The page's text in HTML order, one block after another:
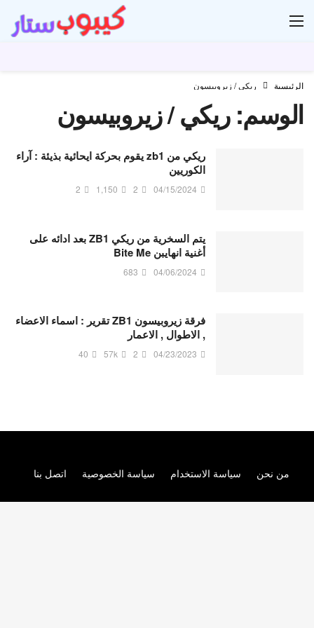
الرئيسية ريكي / زيروبيسون
الوسم:ريكي / زيروبيسون
ريكي من zb1 يقوم بحركة ايحائية بذيئة : آراء
الكوريين
04/15/2024
2
1,150
2
يتم السخرية من ريكي ZB1 بعد ادائه على
أغنية انهايبن Bite Me
04/06/2024
683
فرقة زيروبيسون ZB1 تقرير : اسماء الاعضاء
, الاطوال , الاعمار
04/23/2023
2
57k
40
من نحن سياسة الاستخدام سياسة الخصوصية اتصل بنا